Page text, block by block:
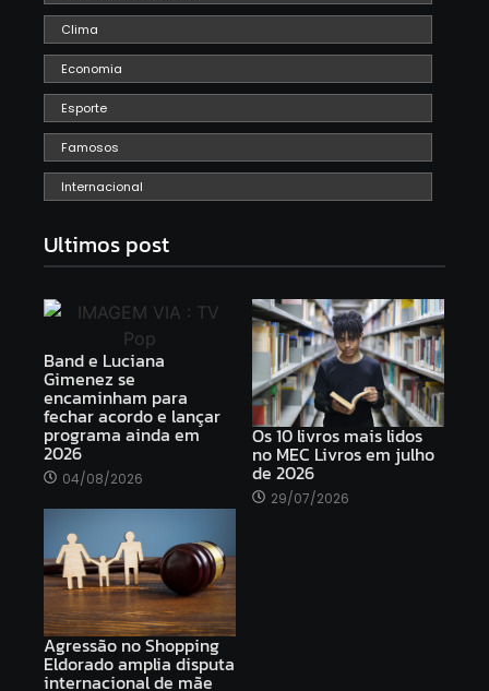
Clima
Economia
Esporte
Famosos
Internacional
Ultimos post
Band e Luciana
Gimenez se
encaminham para
fechar acordo e lançar
programa ainda em
2026
04/08/2026
Os 10 livros mais lidos
no MEC Livros em julho
de 2026
29/07/2026
Agressão no Shopping
Eldorado amplia disputa
internacional de mãe